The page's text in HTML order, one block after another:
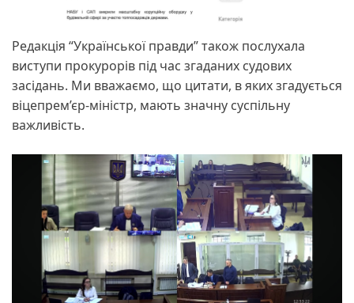
Редакція “Української правди” також послухала
виступи прокурорів під час згаданих судових
засідань. Ми вважаємо, що цитати, в яких згадується
віцепрем’єр-міністр, мають значну суспільну
важливість.